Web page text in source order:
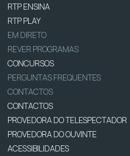
RTP ENSINA
RTP PLAY
EM DIRETO
REVER PROGRAMAS
CONCURSOS
PERGUNTAS FREQUENTES
CONTACTOS
CONTACTOS
PROVEDORA DO TELESPECTADOR
PROVEDORA DO OUVINTE
ACESSIBILIDADES